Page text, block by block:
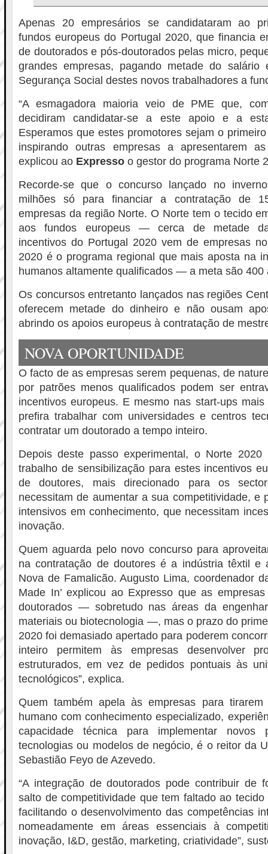
Apenas 20 empresários se candidataram ao
fundos europeus do Portugal 2020, que financia
de doutorados e pós-doutorados pelas micro,
grandes empresas, pagando metade do salário
Segurança Social destes novos trabalhadores a
“A esmagadora maioria veio de PME que,
decidiram candidatar-se a este apoio e a
Esperamos que estes promotores sejam o
inspirando outras empresas a apresentarem
explicou ao Expresso o gestor do programa Norte
Recorde-se que o concurso lançado no
milhões só para financiar a contratação de
empresas da região Norte. O Norte tem o tecido
aos fundos europeus — cerca de metade
incentivos do Portugal 2020 vem de empresas
2020 é o programa regional que mais aposta na
humanos altamente qualificados — a meta são 400
Os concursos entretanto lançados nas regiões
oferecem metade do dinheiro e não ousam
abrindo os apoios europeus à contratação de
NOVA OPORTUNIDADE
O facto de as empresas serem pequenas, de
por patrões menos qualificados podem ser
incentivos europeus. E mesmo nas start-ups
prefira trabalhar com universidades e centros
contratar um doutorado a tempo inteiro.
Depois deste passo experimental, o Norte 2020
trabalho de sensibilização para estes incentivos
de doutores, mais direcionado para os
necessitam de aumentar a sua competitividade, e
intensivos em conhecimento, que necessitam
inovação.
Quem aguarda pelo novo concurso para
na contratação de doutores é a indústria têxtil e
Nova de Famalicão. Augusto Lima, coordenador
Made In’ explicou ao Expresso que as
doutorados — sobretudo nas áreas da
materiais ou biotecnologia —, mas o prazo do
2020 foi demasiado apertado para poderem
inteiro permitem às empresas desenvolver
estruturados, em vez de pedidos pontuais às
tecnológicos”, explica.
Quem também apela às empresas para
humano com conhecimento especializado,
capacidade técnica para implementar novos
tecnologias ou modelos de negócio, é o reitor da
Sebastião Feyo de Azevedo.
“A integração de doutorados pode contribuir de
salto de competitividade que tem faltado ao
facilitando o desenvolvimento das competências
nomeadamente em áreas essenciais à
inovação, I&D, gestão, marketing, criatividade”,